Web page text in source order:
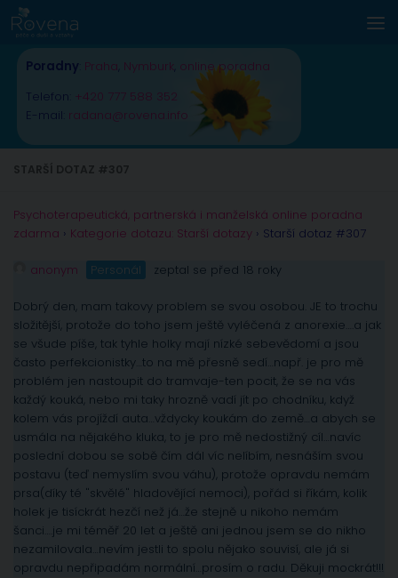
Skip to content
Poradny Praha Nymburk online poradna
Telefon: +420 777 588 352
E-mail: radana@rovena.info
Psychoterapeutická, partnerská i manželská online poradna
zdarma › Kategorie dotazu: Starší dotazy › Starší dotaz #307
anonym Personál zeptal se před 18 roky
Dobrý den, mam takovy problem se svou osobou. JE to trochu
složitější, protože do toho jsem ještě vyléčená z anorexie….a jak
se všude píše, tak tyhle holky mají nízké sebevědomí a jsou
často perfekcionistky…to na mě přesně sedí…např. je pro mě
problém jen nastoupit do tramvaje-ten pocit, že se na vás
každý kouká, nebo mi taky hrozně vadí jít po chodníku, když
kolem vás projíždí auta…vždycky koukám do země…a abych se
usmála na nějakého kluka, to je pro mě nedostižný cíl…navíc
poslední dobou se sobě čím dál víc nelíbím, nesnáším svou
postavu (teď nemyslím svou váhu), protože opravdu nemám
prsa(díky té "skvělé" hladovějící nemoci), pořád si říkám, kolik
holek je tisíckrát hezčí než já…že stejně u nikoho nemám
šanci….je mi téměř 20 let a ještě ani jednou jsem se do nikho
nezamilovala…nevím jestli to spolu nějako souvisí, ale já si
opravdu nepřipadám normální…prosím o radu. Děkuji mockrát!!!